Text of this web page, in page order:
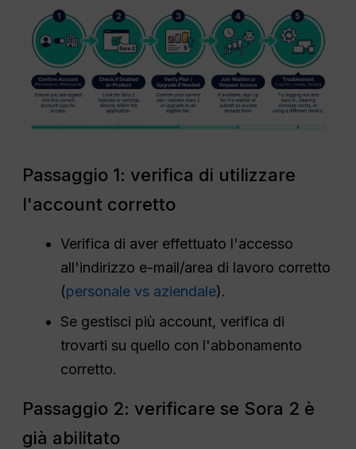
Passaggio 1: verifica di utilizzare
l'account corretto
Verifica di aver effettuato l'accesso
all'indirizzo e-mail/area di lavoro corretto
(personale vs aziendale).
Se gestisci più account, verifica di
trovarti su quello con l'abbonamento
corretto.
Passaggio 2: verificare se Sora 2 è
già abilitato